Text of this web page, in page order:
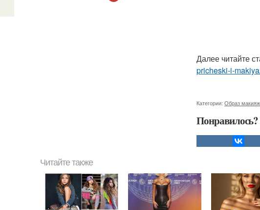
Далее читайте
pricheski-i-
Категории: Образ
Понравилось?
Читайте также